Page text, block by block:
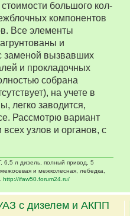
большого кол-
компонентов
Все элементы
и
заменой вызвавших
и прокладочных
собрана
на учете в
легко заводится,
Рассмотрю вариант
узлов и органов, с
6,5 л дизель, полный привод, 5
и межколесная, лебедка,
http://ifaw50.forum24.ru/
с дизелем и АКПП